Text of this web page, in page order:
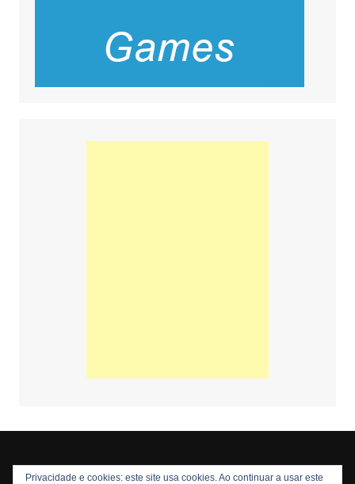
Copyright © 2026 Nós Nerds. Todos os direitos reservados
Privacidade e cookies: este site usa cookies. Ao continuar a usar este